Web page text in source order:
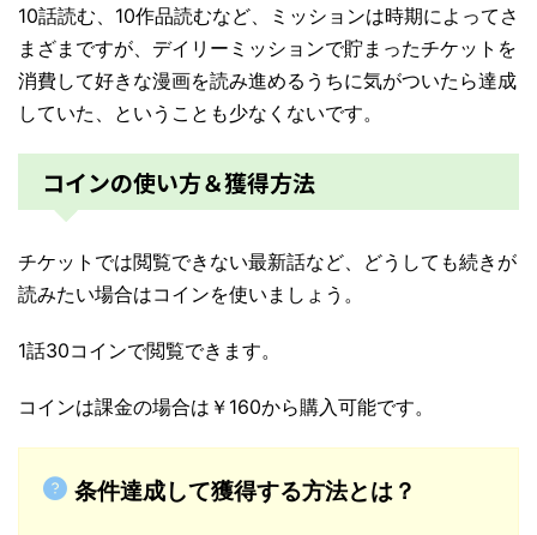
10話読む、10作品読むなど、ミッションは時期によってさ
まざまですが、デイリーミッションで貯まったチケットを
消費して好きな漫画を読み進めるうちに気がついたら達成
していた、ということも少なくないです。
コインの使い方＆獲得方法
チケットでは閲覧できない最新話など、どうしても続きが
読みたい場合はコインを使いましょう。
1話30コインで閲覧できます。
コインは課金の場合は￥160から購入可能です。
条件達成して獲得する方法とは？